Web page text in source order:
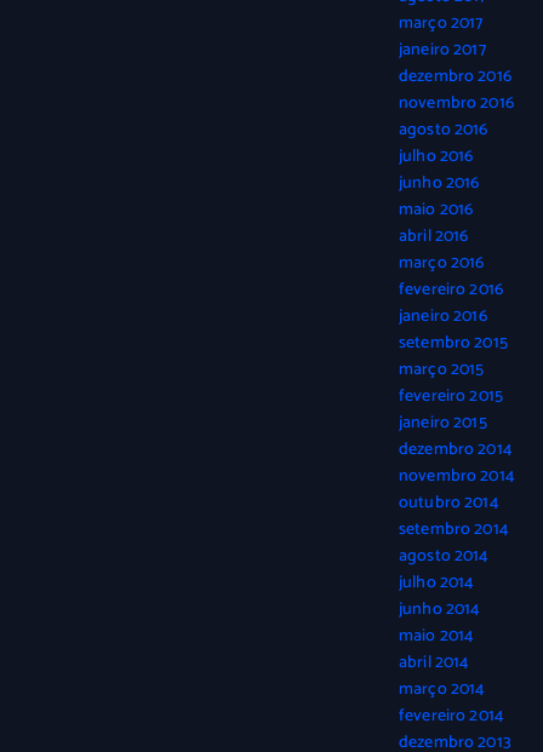
março 2017
janeiro 2017
dezembro 2016
novembro 2016
agosto 2016
julho 2016
junho 2016
maio 2016
abril 2016
março 2016
fevereiro 2016
janeiro 2016
setembro 2015
março 2015
fevereiro 2015
janeiro 2015
dezembro 2014
novembro 2014
outubro 2014
setembro 2014
agosto 2014
julho 2014
junho 2014
maio 2014
abril 2014
março 2014
fevereiro 2014
dezembro 2013